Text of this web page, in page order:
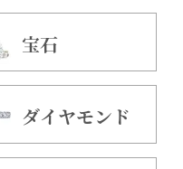
宝石
ダイヤモンド